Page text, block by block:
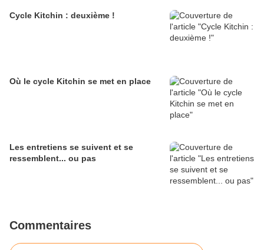
Cycle Kitchin : deuxième !
Où le cycle Kitchin se met en place
Les entretiens se suivent et se
ressemblent... ou pas
Commentaires